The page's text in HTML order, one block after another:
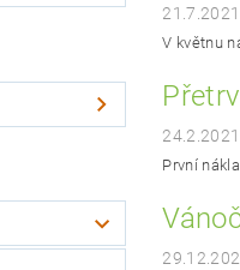
21.7.2021
V květnu
24.2.2021
První